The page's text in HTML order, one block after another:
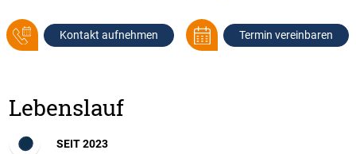
Kontakt aufnehmen Termin vereinbaren
Lebenslauf
SEIT 2023